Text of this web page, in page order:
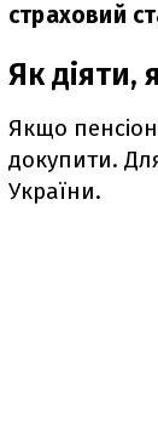
страховий
Як діяти,
Якщо
докупити.
України.